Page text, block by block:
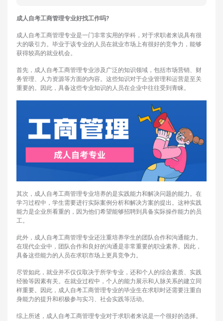
成人自考工商管理专业好找工作吗?
成人自考工商管理专业是一门非常实用的学科，对于求职者来说具有很
大的吸引力。毕业于该专业的人员在就业市场上有很好的竞争力，能够
获得较高的就业机会。
首先，成人自考工商管理专业涉及广泛的知识领域，包括市场营销、财
务管理、人力资源等方面的内容。这些知识对于企业管理和运营是至关
重要的。因此，具备这些专业知识的人员在企业中往往受到青睐。
其次，成人自考工商管理专业培养的是实践能力和解决问题的能力。在
学习过程中，学生需要进行实际案例分析和解决方案的提出。这种实践
能力是企业所看重的，因为他们希望能够招聘到具备实际操作能力的员
工。
此外，成人自考工商管理专业还注重培养学生的团队合作和沟通能力。
在现代企业中，团队合作和良好的沟通是非常重要的职业素养。因此，
具备这些能力的人员在求职市场上更具竞争力。
尽管如此，就业并不仅仅取决于所学专业，还和个人的综合素质、实践
经验等因素有关。在就业过程中，个人的能力展示和人脉关系的建立同
样重要。因此，成人自考工商管理专业的毕业生在求职时还需要注重自
身能力的提升和积极参与实习、社会实践等活动。
综上所述，成人自考工商管理专业对于求职者来说是一个很好的选择。